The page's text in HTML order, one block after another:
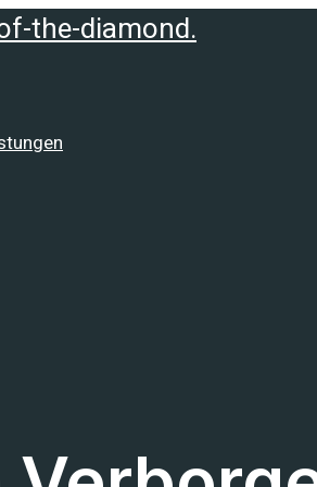
the-diamond.